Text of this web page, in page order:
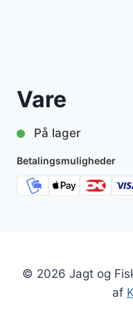
Vare
På lager
Betalingsmuligheder
© 2026 Jagt og
af